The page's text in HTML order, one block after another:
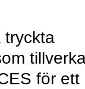
tryckta
för ett